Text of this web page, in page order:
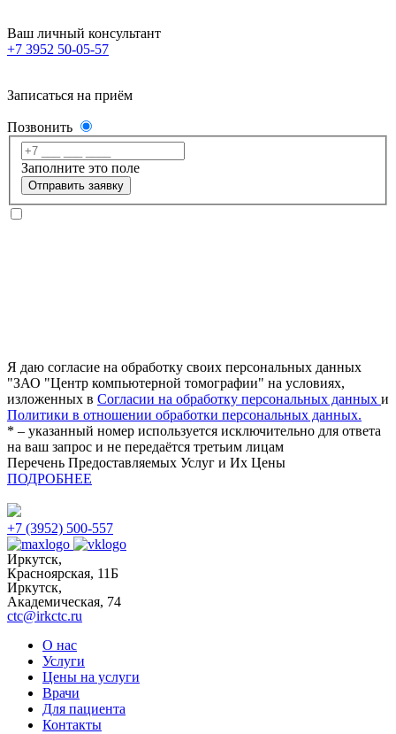
Ваш личный консультант
+7 3952 50-05-57
Записаться на приём
Позвонить
Заполните это поле
Отправить заявку
Я даю согласие на обработку своих персональных данных
"ЗАО "Центр компьютерной томографии" на условиях,
изложенных в Согласии на обработку персональных данных и
Политики в отношении обработки персональных данных.
* – указанный номер используется исключительно для ответа
на ваш запрос и не передаётся третьим лицам
Перечень Предоставляемых Услуг и Их Цены
ПОДРОБНЕЕ
+7 (3952) 500-557
Иркутск,
Красноярская, 11Б
Иркутск,
Академическая, 74
ctc@irkctc.ru
О нас
Услуги
Цены на услуги
Врачи
Для пациента
Контакты